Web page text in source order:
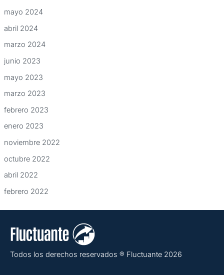
mayo 2024
abril 2024
marzo 2024
junio 2023
mayo 2023
marzo 2023
febrero 2023
enero 2023
noviembre 2022
octubre 2022
abril 2022
febrero 2022
Todos los derechos reservados ® Fluctuante 2026